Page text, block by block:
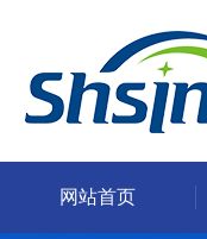
网站首页